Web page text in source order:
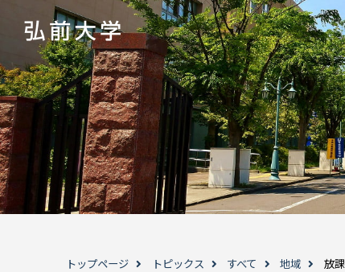
トップページ トピックス すべて 地域 放